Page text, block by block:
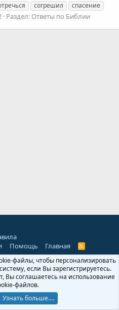
согрешил
спасение
Раздел: Ответы по Библии
Помощь Главная
R
S
файлы, чтобы персонализировать
если Вы зарегистрируетесь.
Вы соглашаетесь на использование
файлов.
Узнать больше....